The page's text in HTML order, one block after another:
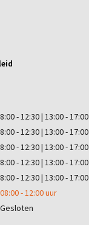
8:00 - 12:30 | 13:00 - 17:00
8:00 - 12:30 | 13:00 - 17:00
8:00 - 12:30 | 13:00 - 17:00
8:00 - 12:30 | 13:00 - 17:00
8:00 - 12:30 | 13:00 - 17:00
08:00 - 12:00 uur
Gesloten